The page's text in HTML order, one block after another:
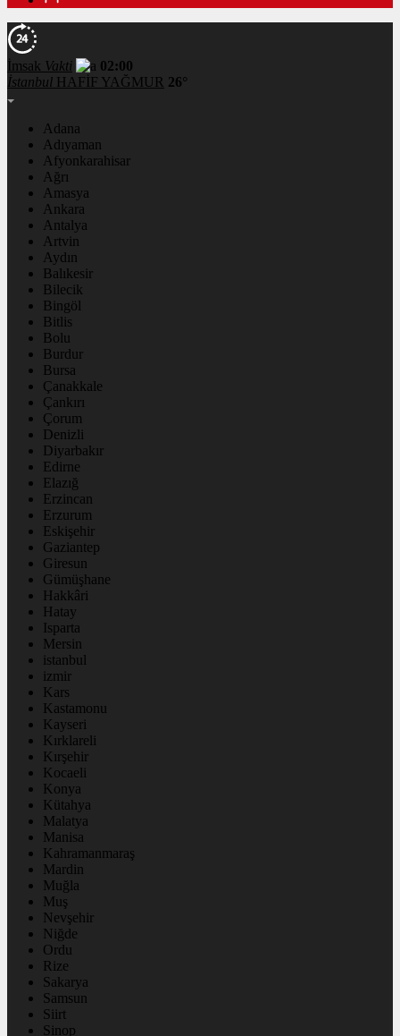
İmsak Vakti
02:00
İstanbul HAFİF YAĞMUR 26°
Adana
Adıyaman
Afyonkarahisar
Ağrı
Amasya
Ankara
Antalya
Artvin
Aydın
Balıkesir
Bilecik
Bingöl
Bitlis
Bolu
Burdur
Bursa
Çanakkale
Çankırı
Çorum
Denizli
Diyarbakır
Edirne
Elazığ
Erzincan
Erzurum
Eskişehir
Gaziantep
Giresun
Gümüşhane
Hakkâri
Hatay
Isparta
Mersin
istanbul
izmir
Kars
Kastamonu
Kayseri
Kırklareli
Kırşehir
Kocaeli
Konya
Kütahya
Malatya
Manisa
Kahramanmaraş
Mardin
Muğla
Muş
Nevşehir
Niğde
Ordu
Rize
Sakarya
Samsun
Siirt
Sinop